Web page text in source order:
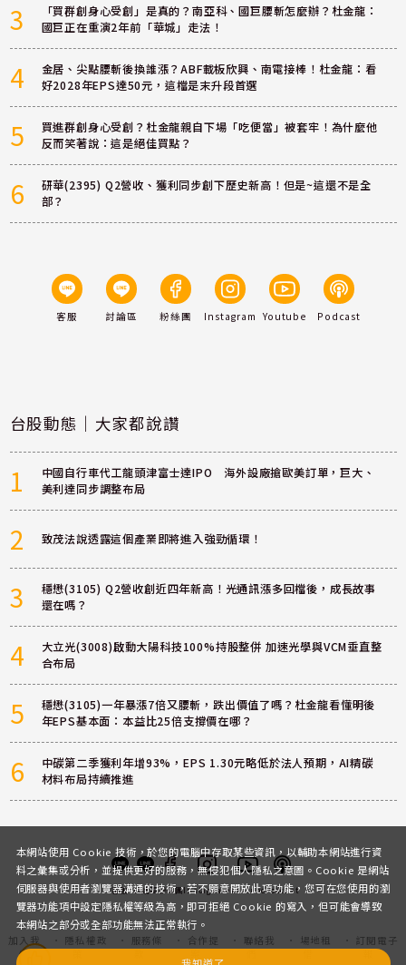
3
「買群創身心受創」是真的？南亞科、國巨腰斬怎麼辦？杜金龍：
國巨正在重演2年前「華城」走法！
4
金居、尖點腰斬後換誰漲？ABF載板欣興、南電接棒！杜金龍：看
好2028年EPS達50元，這檔是末升段首選
5
買進群創身心受創？杜金龍親自下場「吃便當」被套牢！為什麼他
反而笑著說：這是絕佳買點？
6
研華(2395) Q2營收、獲利同步創下歷史新高！但是~這還不是全
部？
客服 討論區 粉絲團 Instagram Youtube Podcast
台股動態｜大家都說讚
1
中國自行車代工龍頭津富士達IPO 海外設廠搶歐美訂單，巨大、
美利達同步調整布局
2 致茂法說透露這個產業即將進入強勁循環！
3
穩懋(3105) Q2營收創近四年新高！光通訊漲多回檔後，成長故事
還在嗎？
4
大立光(3008)啟動大陽科技100%持股整併 加速光學與VCM垂直整
合布局
5
穩懋(3105)一年暴漲7倍又腰斬，跌出價值了嗎？杜金龍看懂明後
年EPS基本面：本益比25倍支撐價在哪？
6
中碳第二季獲利年增93%，EPS 1.30元略低於法人預期，AI精碳
材料布局持續推進
客服 討論區粉絲團InstagramYoutubePodcast
加入我
們
隱私權政
服務條
合作提
聯絡我
場地租
訂閱電子
本網站使用 Cookie 技術，於您的電腦中存取某些資訊，以輔助本網站進行資
料之彙集或分析，並提供更好的服務，無侵犯個人隱私之意圖。Cookie 是網站
伺服器與使用者瀏覽器溝通的技術，若不願意開放此項功能，您可在您使用的瀏
覽器功能項中設定隱私權等級為高，即可拒絕 Cookie 的寫入，但可能會導致
本網站之部分或全部功能無法正常執行。